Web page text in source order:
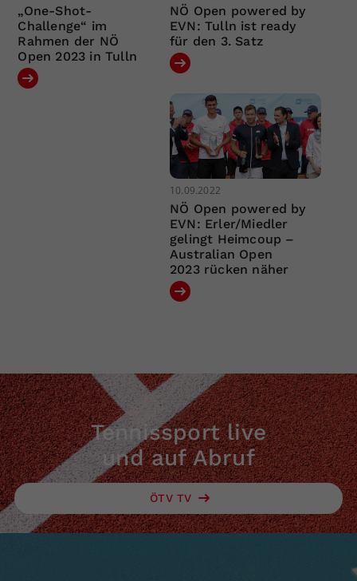
„One-Shot-
Challenge“ im
Rahmen der NÖ
Open 2023 in Tulln
NÖ Open powered by
EVN: Tulln ist ready
für den 3. Satz
10.09.2022
NÖ Open powered by
EVN: Erler/Miedler
gelingt Heimcoup –
Australian Open
2023 rücken näher
Tennissport live
und auf Abruf
ÖTV TV